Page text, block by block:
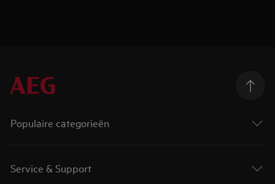
Populaire categorieën
Service & Support